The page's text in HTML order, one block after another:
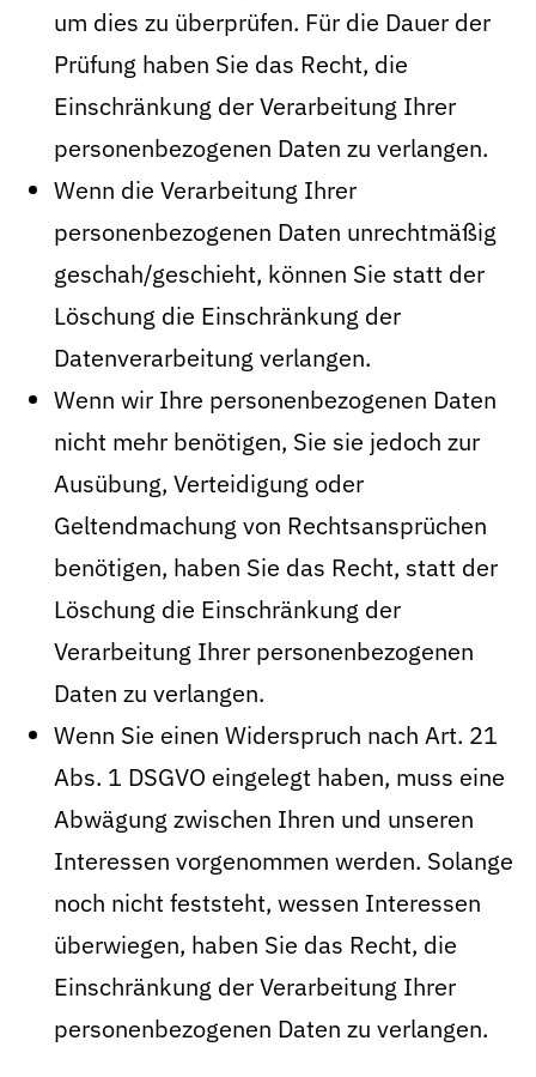
um dies zu überprüfen. Für die Dauer der
Prüfung haben Sie das Recht, die
Einschränkung der Verarbeitung Ihrer
personenbezogenen Daten zu verlangen.
Wenn die Verarbeitung Ihrer
personenbezogenen Daten unrechtmäßig
geschah/geschieht, können Sie statt der
Löschung die Einschränkung der
Datenverarbeitung verlangen.
Wenn wir Ihre personenbezogenen Daten
nicht mehr benötigen, Sie sie jedoch zur
Ausübung, Verteidigung oder
Geltendmachung von Rechtsansprüchen
benötigen, haben Sie das Recht, statt der
Löschung die Einschränkung der
Verarbeitung Ihrer personenbezogenen
Daten zu verlangen.
Wenn Sie einen Widerspruch nach Art. 21
Abs. 1 DSGVO eingelegt haben, muss eine
Abwägung zwischen Ihren und unseren
Interessen vorgenommen werden. Solange
noch nicht feststeht, wessen Interessen
überwiegen, haben Sie das Recht, die
Einschränkung der Verarbeitung Ihrer
personenbezogenen Daten zu verlangen.